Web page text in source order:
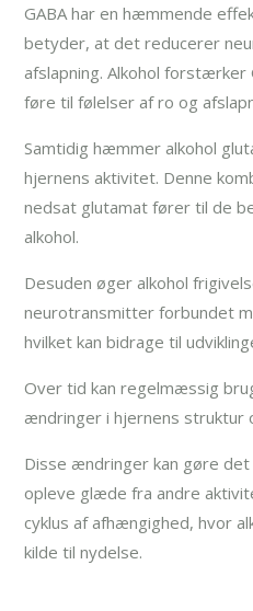
GABA har en hæmmende
betyder, at det reducerer
afslapning. Alkohol forstærker
føre til følelser af ro og
Samtidig hæmmer alkohol
hjernens aktivitet. Denne
nedsat glutamat fører til de
alkohol.
Desuden øger alkohol
neurotransmitter forbundet
hvilket kan bidrage til
Over tid kan regelmæssig
ændringer i hjernens struktur
Disse ændringer kan gøre
opleve glæde fra andre
cyklus af afhængighed, hvor
kilde til nydelse.